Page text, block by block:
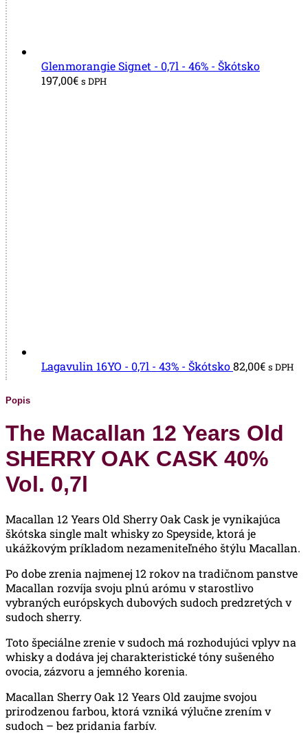
Glenmorangie Signet - 0,7l - 46% - Škótsko
197,00€ s DPH
Lagavulin 16YO - 0,7l - 43% - Škótsko82,00€ s DPH
Popis
The Macallan 12 Years Old
SHERRY OAK CASK 40%
Vol. 0,7l
Macallan 12 Years Old Sherry Oak Cask je vynikajúca
škótska single malt whisky zo Speyside, ktorá je
ukážkovým príkladom nezameniteľného štýlu Macallan.
Po dobe zrenia najmenej 12 rokov na tradičnom panstve
Macallan rozvíja svoju plnú arómu v starostlivo
vybraných európskych dubových sudoch predzretých v
sudoch sherry.
Toto špeciálne zrenie v sudoch má rozhodujúci vplyv na
whisky a dodáva jej charakteristické tóny sušeného
ovocia, zázvoru a jemného korenia.
Macallan Sherry Oak 12 Years Old zaujme svojou
prirodzenou farbou, ktorá vzniká výlučne zrením v
sudoch – bez pridania farbív.